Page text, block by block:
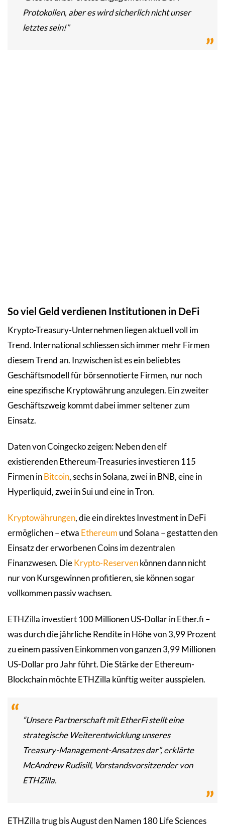
Protokollen, aber es wird sicherlich nicht unser
letztes sein!”
So viel Geld verdienen Institutionen in DeFi
Krypto-Treasury-Unternehmen liegen aktuell voll im
Trend. International schliessen sich immer mehr Firmen
diesem Trend an. Inzwischen ist es ein beliebtes
Geschäftsmodell für börsennotierte Firmen, nur noch
eine spezifische Kryptowährung anzulegen. Ein zweiter
Geschäftszweig kommt dabei immer seltener zum
Einsatz.
Daten von Coingecko zeigen: Neben den elf
existierenden Ethereum-Treasuries investieren 115
Firmen inBitcoin, sechs in Solana, zwei in BNB, eine in
Hyperliquid, zwei in Sui und eine in Tron.
Kryptowährungen, die ein direktes Investment in DeFi
ermöglichen – etwa Ethereum und Solana – gestatten den
Einsatz der erworbenen Coins im dezentralen
Finanzwesen. DieKrypto-Reservenkönnen dann nicht
nur von Kursgewinnen profitieren, sie können sogar
vollkommen passiv wachsen.
ETHZilla investiert 100 Millionen US-Dollar in Ether.fi –
was durch die jährliche Rendite in Höhe von 3,99 Prozent
zu einem passiven Einkommen von ganzen 3,99 Millionen
US-Dollar pro Jahr führt. Die Stärke der Ethereum-
Blockchain möchte ETHZilla künftig weiter ausspielen.
“Unsere Partnerschaft mit EtherFi stellt eine
strategische Weiterentwicklung unseres
Treasury-Management-Ansatzes dar”, erklärte
McAndrew Rudisill, Vorstandsvorsitzender von
ETHZilla.
ETHZilla trug bis August den Namen 180 Life Sciences